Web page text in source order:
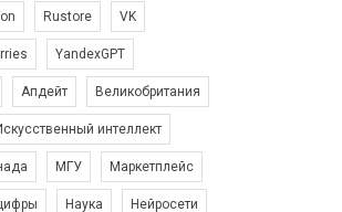
Rustore VK
YandexGPT
Апдейт Великобритания
интеллект
МГУ Маркетплейс
Наука Нейросети